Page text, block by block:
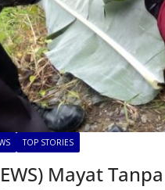
TOP STORIES
Mayat